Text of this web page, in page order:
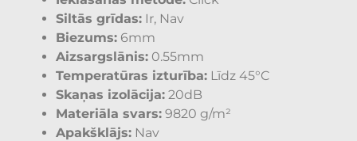
Siltās grīdas: Ir, Nav
Biezums: 6mm
Aizsargslānis: 0.55mm
Temperatūras izturība: Līdz 45°C
Skaņas izolācija: 20dB
Materiāla svars: 9820 g/m²
Apakšklājs: Nav